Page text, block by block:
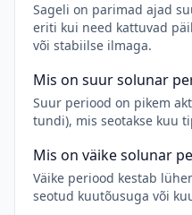
Sageli on parimad ajad
eriti kui need kattuvad
või stabiilse ilmaga.
Mis on suur solunar
Suur periood on pikem
tundi), mis seotakse kuu
Mis on väike solunar
Väike periood kestab
seotud kuutõusuga või